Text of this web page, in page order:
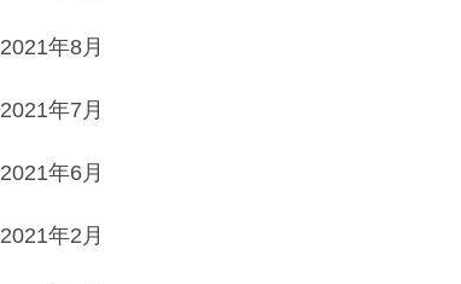
2021年8月
2021年7月
2021年6月
2021年2月